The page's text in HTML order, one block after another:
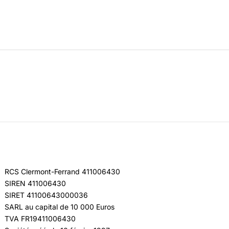
RCS Clermont-Ferrand 411006430
SIREN 411006430
SIRET 41100643000036
SARL au capital de 10 000 Euros
TVA FR19411006430